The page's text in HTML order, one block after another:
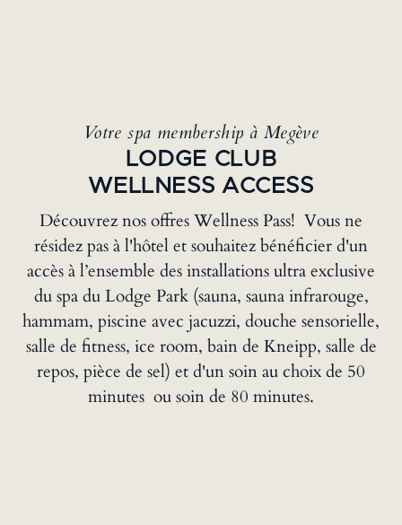
Votre spa membership à Megève
LODGE CLUB
WELLNESS ACCESS
Découvrez nos offres Wellness Pass! Vous ne
résidez pas à l'hôtel et souhaitez bénéficier d'un
accès à l’ensemble des installations ultra exclusive
du spa du Lodge Park (sauna, sauna infrarouge,
hammam, piscine avec jacuzzi, douche sensorielle,
salle de fitness, ice room, bain de Kneipp, salle de
repos, pièce de sel) et d'un soin au choix de 50
minutes ou soin de 80 minutes.